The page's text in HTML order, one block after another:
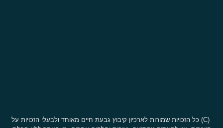
(C) כל הזכויות שמורות לארכיון קיבוץ גבעת חיים מאוחד ולבעלי הזכויות על